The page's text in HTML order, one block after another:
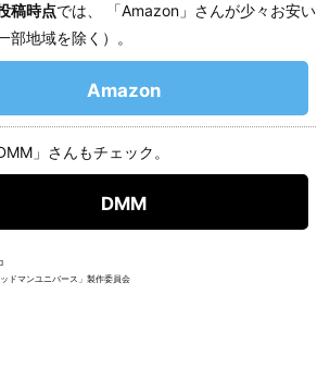
稿時点では、 「Amazon」さんが少々お安い
部地域を除く）。
Amazon
」さんもチェック。
DMM
ドマンユニバース」製作委員会